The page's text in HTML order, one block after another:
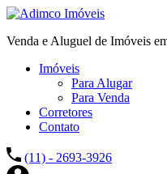
Venda e Aluguel de Imóveis
Imóveis
Para Alugar
Para Venda
Corretores
Contato
(11) - 2693-3926